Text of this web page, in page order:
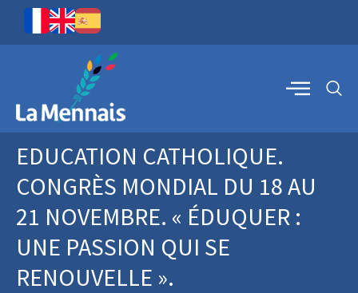
EDUCATION CATHOLIQUE.
CONGRÈS MONDIAL DU 18 AU
21 NOVEMBRE. « ÉDUQUER :
UNE PASSION QUI SE
RENOUVELLE ».